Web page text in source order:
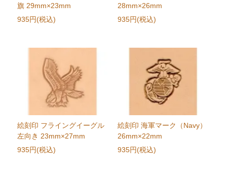
旗 29mm×23mm
935円(税込)
28mm×26mm
935円(税込)
絵刻印 フライングイーグル
左向き 23mm×27mm
935円(税込)
絵刻印 海軍マーク（Navy）
26mm×22mm
935円(税込)